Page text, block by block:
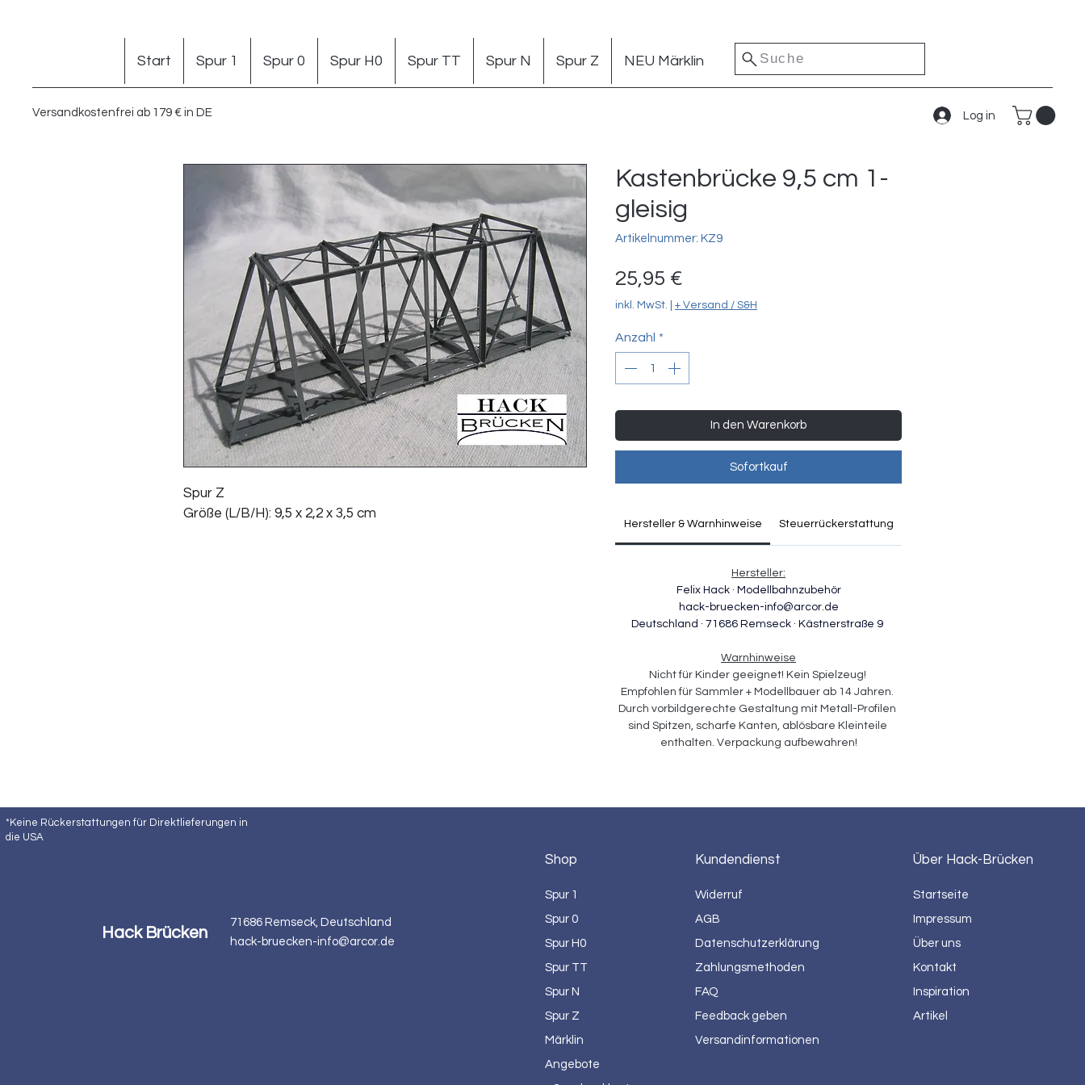
Versandkostenfrei ab 179 € in DE
Start Spur 1 Spur 0 Spur H0 Spur TT Spur N Spur Z NEU Märklin Suche
Log in
Spur Z
Größe (L/B/H): 9,5 x 2,2 x 3,5 cm
Kastenbrücke 9,5 cm 1-
gleisig
Artikelnummer: KZ9
25,95 €
inkl. MwSt. + Versand / S&H
Anzahl *
In den Warenkorb
Sofortkauf
Hersteller & Warnhinweise Steuerrückerstattung
Hersteller:
Felix Hack · Modellbahnzubehör
hack-bruecken-info@arcor.de
Deutschland · 71686 Remseck · Kästnerstraße 9
Warnhinweise
Nicht für Kinder geeignet! Kein Spielzeug!
Empfohlen für Sammler + Modellbauer ab 14 Jahren.
Durch vorbildgerechte Gestaltung mit Metall-Profilen
sind Spitzen, scharfe Kanten, ablösbare Kleinteile
enthalten. Verpackung aufbewahren!
*Keine Rückerstattungen für Direktlieferungen in
die USA
Hack Brücken
71686 Remseck, Deutschland
hack-bruecken-info@arcor.de
Shop
Spur 1
Spur 0
Spur H0
Spur TT
Spur N
Spur Z
Märklin
Angebote
Kundendienst
Widerruf
AGB
Datenschutzerklärung
Zahlungsmethoden
FAQ
Feedback geben
Versandinformationen
Über Hack-Brücken
Startseite
Impressum
Über uns
Kontakt
Inspiration
Artikel